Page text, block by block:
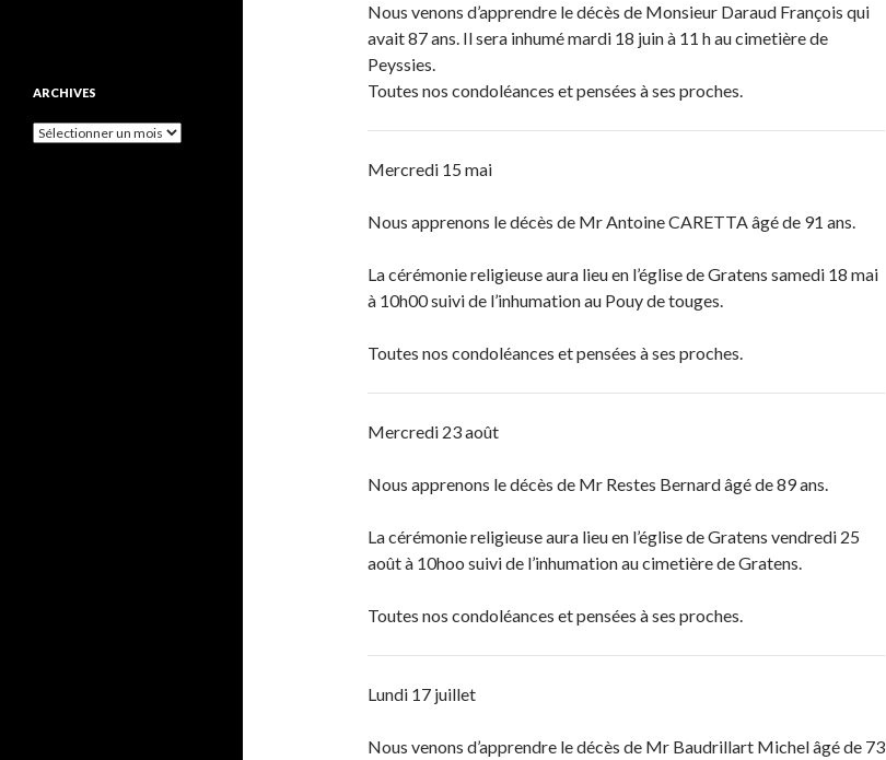
Nous venons d’apprendre le décès de Monsieur Daraud François qui
avait 87 ans. Il sera inhumé mardi 18 juin à 11 h au cimetière de
Peyssies.
Toutes nos condoléances et pensées à ses proches.
Mercredi 15 mai
Nous apprenons le décès de Mr Antoine CARETTA âgé de 91 ans.
La cérémonie religieuse aura lieu en l’église de Gratens samedi 18 mai
à 10h00suivi de l’inhumation au Pouy de touges.
Toutes nos condoléances et pensées à ses proches.
Mercredi 23 août
Nous apprenons le décès de Mr Restes Bernard âgé de 89 ans.
La cérémonie religieuse aura lieu en l’église de Gratens vendredi 25
août à 10hoo suivi de l’inhumation au cimetière de Gratens.
Toutes nos condoléances et pensées à ses proches.
Lundi 17 juillet
Nous venons d’apprendre le décès de Mr Baudrillart Michel âgé de 73
ARCHIVES
A